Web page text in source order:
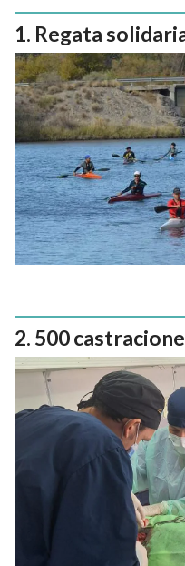
Regata
500